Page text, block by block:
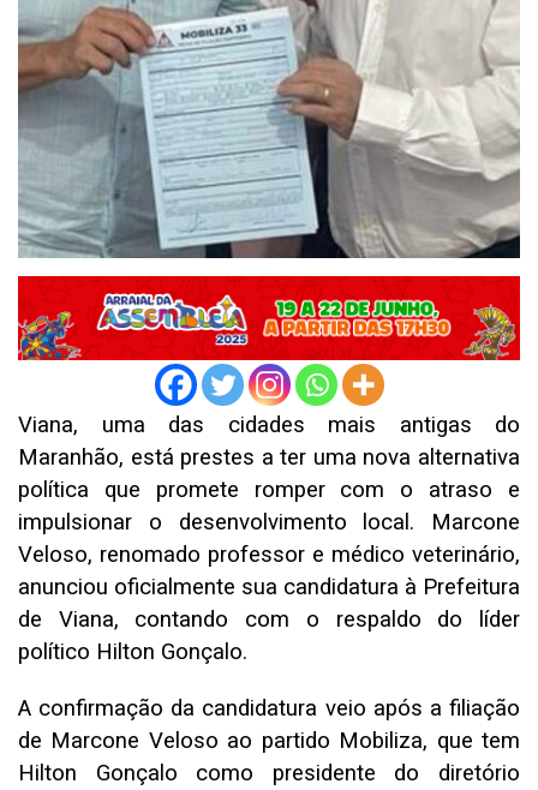
Viana, uma das cidades mais antigas do
Maranhão, está prestes a ter uma nova alternativa
política que promete romper com o atraso e
impulsionar o desenvolvimento local. Marcone
Veloso, renomado professor e médico veterinário,
anunciou oficialmente sua candidatura à Prefeitura
de Viana, contando com o respaldo do líder
político Hilton Gonçalo.
A confirmação da candidatura veio após a filiação
de Marcone Veloso ao partido Mobiliza, que tem
Hilton Gonçalo como presidente do diretório